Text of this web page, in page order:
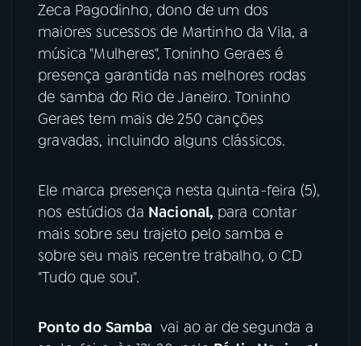
05 PODCASTS
06VIDEOCASTS
ÚLTIMAS
FESTIVAL DE MÚSICA
ACOMPANHE A RÁDIO NACIONAL
Instagram X
Zeca Pagodinho, dono de um dos
maiores sucessos de Martinho da Vila, a
música "Mulheres", Toninho Geraes é
presença garantida nas melhores rodas
de samba do Rio de Janeiro. Toninho
Geraes tem mais de 250 canções
gravadas, incluindo alguns clássicos.
Ele marca presença nesta quinta-feira (5),
nos estúdios da Nacional, para contar
mais sobre seu trajeto pelo samba e
sobre seu mais recentre trabalho, o CD
"Tudo que sou".
Ponto do Samba vai ao ar de segunda a